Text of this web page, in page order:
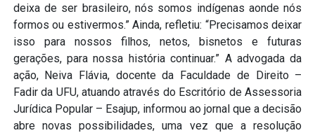
deixa de ser brasileiro, nós somos indígenas aonde nós
formos ou estivermos.” Ainda, refletiu: “Precisamos deixar
isso para nossos filhos, netos, bisnetos e futuras
gerações, para nossa história continuar.” A advogada da
ação, Neiva Flávia, docente da Faculdade de Direito –
Fadir da UFU, atuando através do Escritório de Assessoria
Jurídica Popular – Esajup, informou ao jornal que a decisão
abre novas possibilidades, uma vez que a resolução